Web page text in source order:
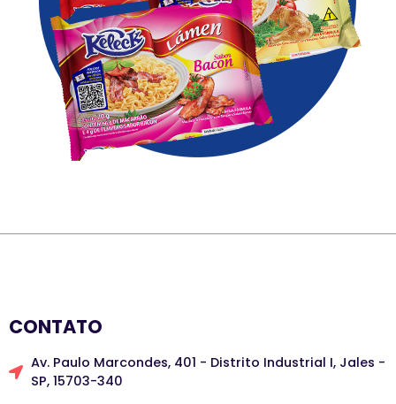
CONTATO
Av. Paulo Marcondes, 401 - Distrito Industrial I, Jales -
SP, 15703-340